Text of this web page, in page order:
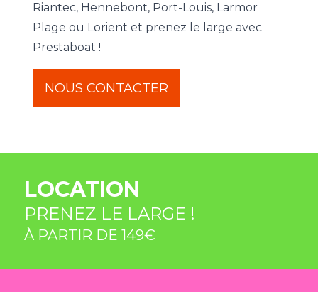
Riantec, Hennebont, Port-Louis, Larmor
Plage ou Lorient et prenez le large avec
Prestaboat !
NOUS CONTACTER
LOCATION
PRENEZ LE LARGE !
À PARTIR DE 149€